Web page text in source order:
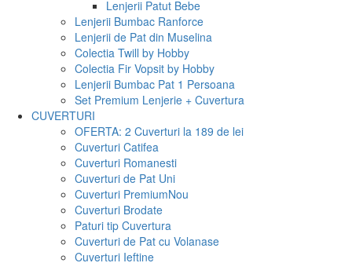
Lenjerii Patut Bebe
Lenjerii Bumbac Ranforce
Lenjerii de Pat din Muselina
Colectia Twill by Hobby
Colectia Fir Vopsit by Hobby
Lenjerii Bumbac Pat 1 Persoana
Set Premium Lenjerie + Cuvertura
CUVERTURI
OFERTA: 2 Cuverturi la 189 de lei
Cuverturi Catifea
Cuverturi Romanesti
Cuverturi de Pat Uni
Cuverturi PremiumNou
Cuverturi Brodate
Paturi tip Cuvertura
Cuverturi de Pat cu Volanase
Cuverturi Ieftine